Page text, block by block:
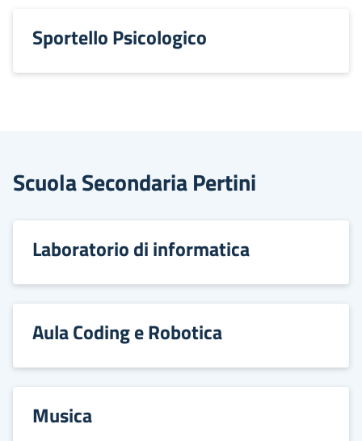
Sportello Psicologico
Scuola Secondaria Pertini
Laboratorio di informatica
Aula Coding e Robotica
Musica